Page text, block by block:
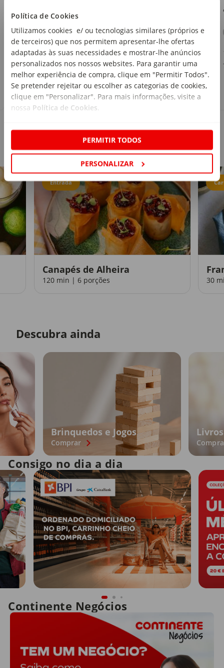
Política de Cookies
Utilizamos cookies e/ ou tecnologias similares (próprios e
de terceiros) que nos permitem apresentar-lhe ofertas
adaptadas às suas necessidades e mostrar-lhe anúncios
personalizados nos nossos websites. Para garantir uma
melhor experiência de compra, clique em "Permitir Todos".
Se pretender rejeitar ou escolher as categorias de cookies,
clique em "Personalizar". Para mais informações, visite a
nossa Política de Cookies
PERMITIR TODOS
PERSONALIZAR
1 ,79€
7,16€/kg
Receitas
Entrada
Canapés de Alheira
120 min | 6 porções 30
Descubra ainda
Brinquedos e Jogos
Comprar
Livros
Consigo no dia a dia
Continente Negócios